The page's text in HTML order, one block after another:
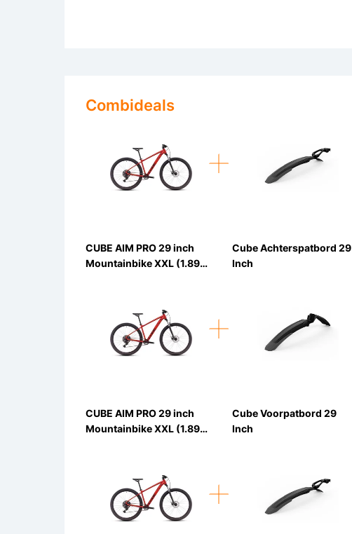
Combideals
CUBE AIM PRO 29 inch
Mountainbike XXL (1.89m
Cube Achterspatbord 29
Inch
CUBE AIM PRO 29 inch
Mountainbike XXL (1.89m
Cube Voorpatbord 29
Inch